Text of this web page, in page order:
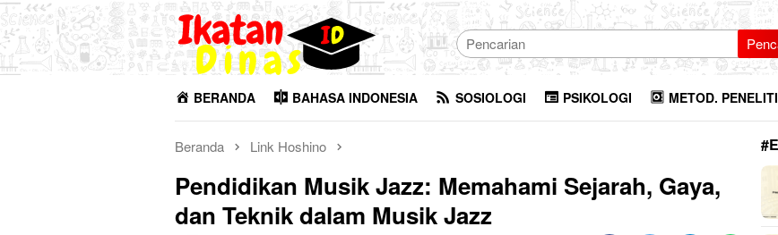
Loncat
ke
konten
BERANDA BAHASA INDONESIA SOSIOLOGI PSIKOLOGI METOD. PENELITI
Beranda Link Hoshino
Pendidikan Musik Jazz: Memahami Sejarah, Gaya,
dan Teknik dalam Musik Jazz